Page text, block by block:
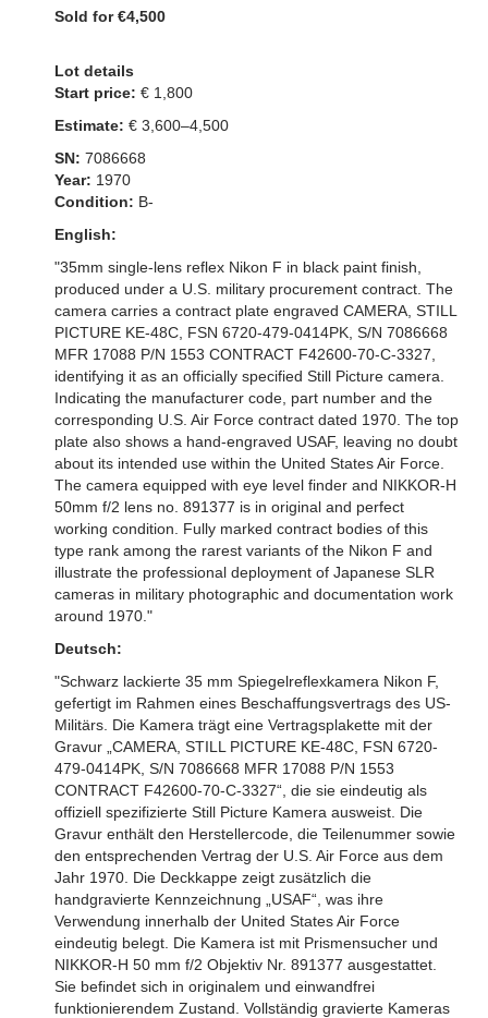
Sold for €4,500
Lot details
Start price: € 1,800
Estimate: € 3,600–4,500
SN: 7086668
Year: 1970
Condition: B-
English:
"35mm single-lens reflex Nikon F in black paint finish,
produced under a U.S. military procurement contract. The
camera carries a contract plate engraved CAMERA, STILL
PICTURE KE-48C, FSN 6720-479-0414PK, S/N 7086668
MFR 17088 P/N 1553 CONTRACT F42600-70-C-3327,
identifying it as an officially specified Still Picture camera.
Indicating the manufacturer code, part number and the
corresponding U.S. Air Force contract dated 1970. The top
plate also shows a hand-engraved USAF, leaving no doubt
about its intended use within the United States Air Force.
The camera equipped with eye level finder and NIKKOR-H
50mm f/2 lens no. 891377 is in original and perfect
working condition. Fully marked contract bodies of this
type rank among the rarest variants of the Nikon F and
illustrate the professional deployment of Japanese SLR
cameras in military photographic and documentation work
around 1970."
Deutsch:
"Schwarz lackierte 35 mm Spiegelreflexkamera Nikon F,
gefertigt im Rahmen eines Beschaffungsvertrags des US-
Militärs. Die Kamera trägt eine Vertragsplakette mit der
Gravur „CAMERA, STILL PICTURE KE-48C, FSN 6720-
479-0414PK, S/N 7086668 MFR 17088 P/N 1553
CONTRACT F42600-70-C-3327“, die sie eindeutig als
offiziell spezifizierte Still Picture Kamera ausweist. Die
Gravur enthält den Herstellercode, die Teilenummer sowie
den entsprechenden Vertrag der U.S. Air Force aus dem
Jahr 1970. Die Deckkappe zeigt zusätzlich die
handgravierte Kennzeichnung „USAF“, was ihre
Verwendung innerhalb der United States Air Force
eindeutig belegt. Die Kamera ist mit Prismensucher und
NIKKOR-H 50 mm f/2 Objektiv Nr. 891377 ausgestattet.
Sie befindet sich in originalem und einwandfrei
funktionierendem Zustand. Vollständig gravierte Kameras